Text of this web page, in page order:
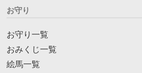
お守り
お守り一覧
おみくじ一覧
絵馬一覧